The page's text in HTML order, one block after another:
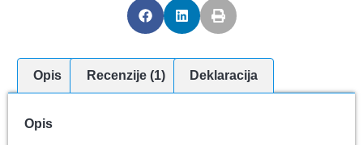
Opis Recenzije (1) Deklaracija
Opis